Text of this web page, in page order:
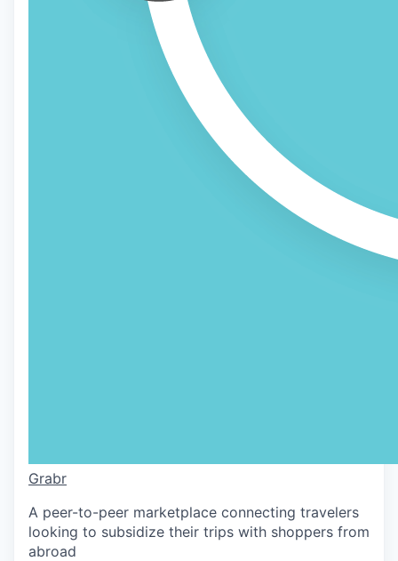
Grabr
A peer-to-peer marketplace connecting travelers
looking to subsidize their trips with shoppers from
abroad